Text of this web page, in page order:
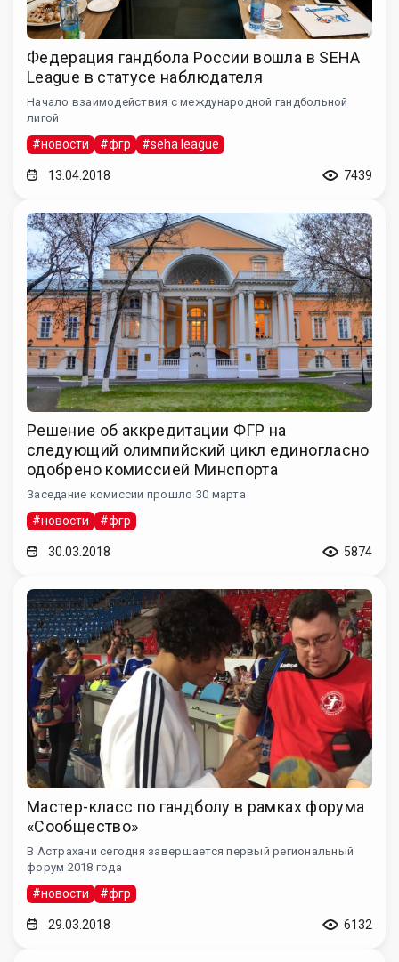
Федерация гандбола России вошла в SEHA
League в статусе наблюдателя
Начало взаимодействия с международной гандбольной
лигой
#новости #фгр #seha league
13.04.2018 7439
Решение об аккредитации ФГР на
следующий олимпийский цикл единогласно
одобрено комиссией Минспорта
Заседание комиссии прошло 30 марта
#новости #фгр
30.03.2018 5874
Мастер-класс по гандболу в рамках форума
«Сообщество»
В Астрахани сегодня завершается первый региональный
форум 2018 года
#новости #фгр
29.03.2018 6132